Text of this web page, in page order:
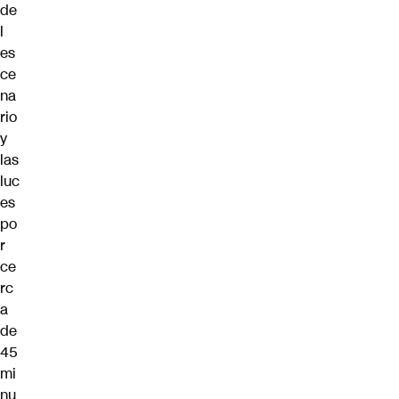
de
l
es
ce
na
rio
y
las
luc
es
po
r
ce
rc
a
de
45
mi
nu